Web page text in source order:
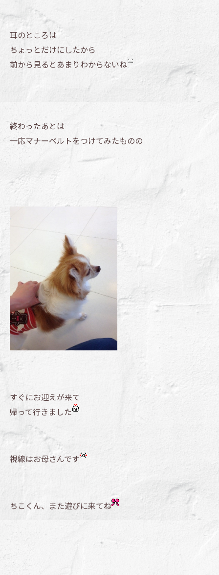
耳のところは
ちょっとだけにしたから
前から見るとあまりわからないね
終わったあとは
一応マナーベルトをつけてみたものの
すぐにお迎えが来て
帰って行きました
視線はお母さんです
ちこくん、また遊びに来てね